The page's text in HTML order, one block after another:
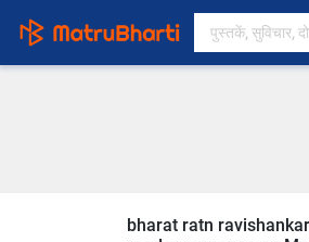
bharat ratn